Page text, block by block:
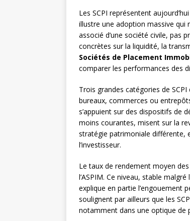
Les SCPI représentent aujourd’hui
illustre une adoption massive qui
associé d’une société civile, pas
concrètes sur la liquidité, la
Sociétés de Placement
comparer les performances des
Trois grandes catégories de
bureaux, commerces ou
s’appuient sur des dispositifs de
moins courantes, misent sur la
stratégie patrimoniale différente,
l’investisseur.
Le taux de rendement moyen des
l’ASPIM. Ce niveau, stable
explique en partie l’engouement
soulignent par ailleurs que les
notamment dans une optique de